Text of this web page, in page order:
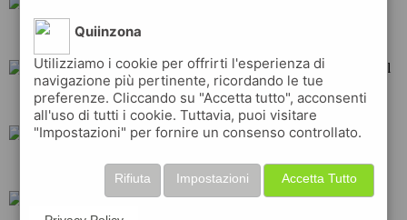
erg repsol shell
tamoil api
Quiinzona
Utilizziamo i cookie per offrirti l'esperienza di
navigazione più pertinente, ricordando le tue
preferenze. Cliccando su "Accetta tutto", acconsenti
all'uso di tutti i cookie. Tuttavia, puoi visitare
"Impostazioni" per fornire un consenso controllato.
Accetta Tutto
Impostazioni
Rifiuta